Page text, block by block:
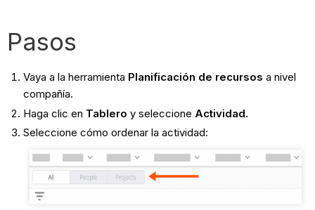
Pasos
Vaya a la herramienta Planificación de recursos a nivel
compañía.
Haga clic en Tablero y seleccione Actividad.
Seleccione cómo ordenar la actividad: